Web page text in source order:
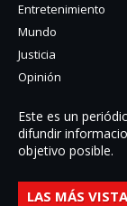
Entretenimiento
Mundo
Justicia
Opinión
Este es un
difundir
objetivo posible.
LAS MÁS